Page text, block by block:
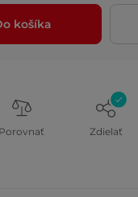
košíka
Porovnať Zdielať